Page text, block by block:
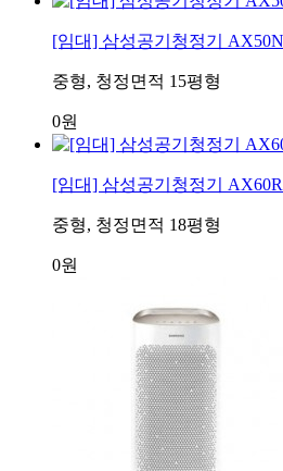
[임대] 삼성공기청정기
중형, 청정면적 15평형
0원
[임대] 삼성공기청정기
중형, 청정면적 18평형
0원